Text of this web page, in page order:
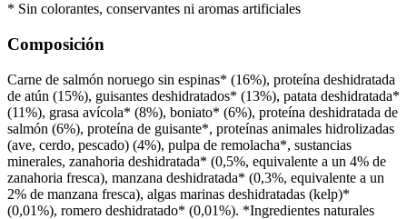
* Sin colorantes, conservantes ni aromas artificiales
Composición
Carne de salmón noruego sin espinas* (16%), proteína deshidratada
de atún (15%), guisantes deshidratados* (13%), patata deshidratada*
(11%), grasa avícola* (8%), boniato* (6%), proteína deshidratada de
salmón (6%), proteína de guisante*, proteínas animales hidrolizadas
(ave, cerdo, pescado) (4%), pulpa de remolacha*, sustancias
minerales, zanahoria deshidratada* (0,5%, equivalente a un 4% de
zanahoria fresca), manzana deshidratada* (0,3%, equivalente a un
2% de manzana fresca), algas marinas deshidratadas (kelp)*
(0,01%), romero deshidratado* (0,01%). *Ingredientes naturales